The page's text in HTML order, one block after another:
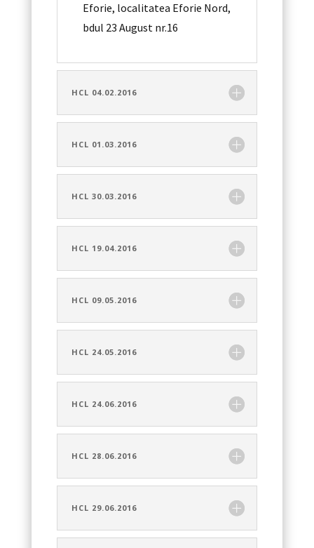
Eforie, localitatea Eforie Nord,
bdul 23 August nr.16
HCL 04.02.2016
HCL 01.03.2016
HCL 30.03.2016
HCL 19.04.2016
HCL 09.05.2016
HCL 24.05.2016
HCL 24.06.2016
HCL 28.06.2016
HCL 29.06.2016